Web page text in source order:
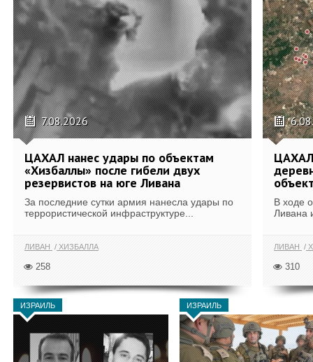
7.08.2026
ЦАХАЛ нанес удары по объектам
«Хизбаллы» после гибели двух
резервистов на юге Ливана
За последние сутки армия нанесла удары по
террористической инфраструктуре...
ЛИВАН ХИЗБАЛЛА
258
В ходе
Ливана
ЛИВАН
310
ИЗРАИЛЬ ИЗРАИЛЬ